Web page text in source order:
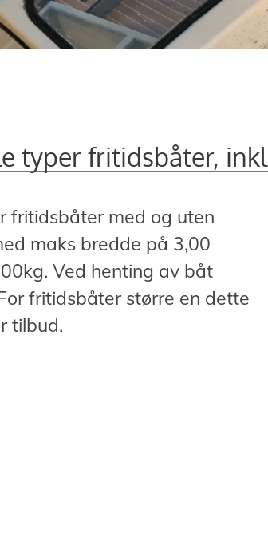
typer fritidsbåter,
fritidsbåter med og uten
maks bredde på 3,00
Ved henting av båt
fritidsbåter større en dette
tilbud.